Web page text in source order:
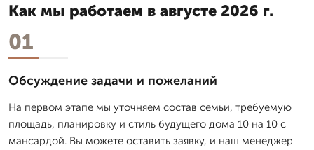
Как мы работаем в августе 2026 г.
01
Обсуждение задачи и пожеланий
На первом этапе мы уточняем состав семьи, требуемую
площадь, планировку и стиль будущего дома 10 на 10 с
мансардой. Вы можете оставить заявку, и наш менеджер